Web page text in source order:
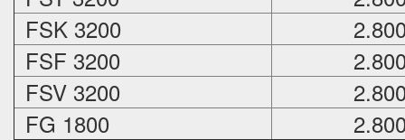
FSK 3200
FSF 3200
FSV 3200
FG 1800